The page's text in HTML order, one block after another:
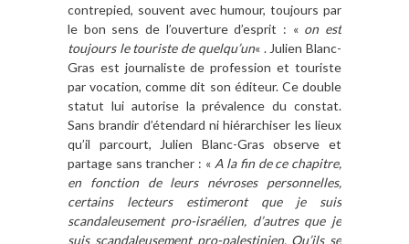
contrepied, souvent avec humour, toujours par
le bon sens de l’ouverture d’esprit : « on est
toujours le touriste de quelqu’un« . Julien Blanc-
Gras est journaliste de profession et touriste
par vocation, comme dit son éditeur. Ce double
statut lui autorise la prévalence du constat.
Sans brandir d’étendard ni hiérarchiser les lieux
qu’il parcourt, Julien Blanc-Gras observe et
partage sans trancher : « A la fin de ce chapitre,
en fonction de leurs névroses personnelles,
certains lecteurs estimeront que je suis
scandaleusement pro-israélien, d’autres que je
suis scandaleusement pro-palestinien. Qu’ils se